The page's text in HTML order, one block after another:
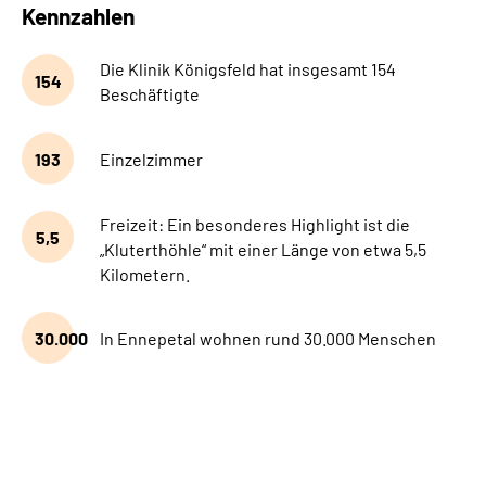
Kennzahlen
154
Die Klinik Königsfeld hat insgesamt 154
Beschäftigte
193 Einzelzimmer
5,5
Freizeit: Ein besonderes Highlight ist die
„Kluterthöhle“ mit einer Länge von etwa 5,5
Kilometern.
30.000 In Ennepetal wohnen rund 30.000 Menschen